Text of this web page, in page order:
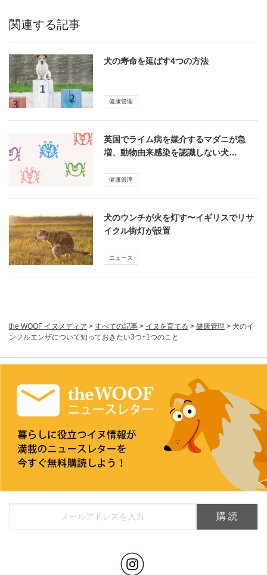
関連する記事
犬の寿命を延ばす4つの方法
健康管理
英国でライム病を媒介するマダニが急
増、動物由来感染を認識しない犬…
健康管理
犬のウンチが火を灯す〜イギリスでリサ
イクル街灯が設置
ニュース
the WOOF イヌメディア > すべての記事 > イヌを育てる > 健康管理 > 犬のイ
ンフルエンザについて知っておきたい3つ+1つのこと